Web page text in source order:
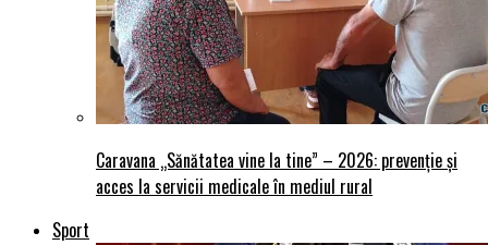
Caravana „Sănătatea vine la tine” – 2026: prevenție și
acces la servicii medicale în mediul rural
Sport